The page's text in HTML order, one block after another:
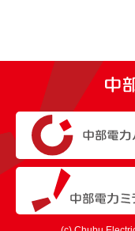
（新しいウィン
（新しいウィン